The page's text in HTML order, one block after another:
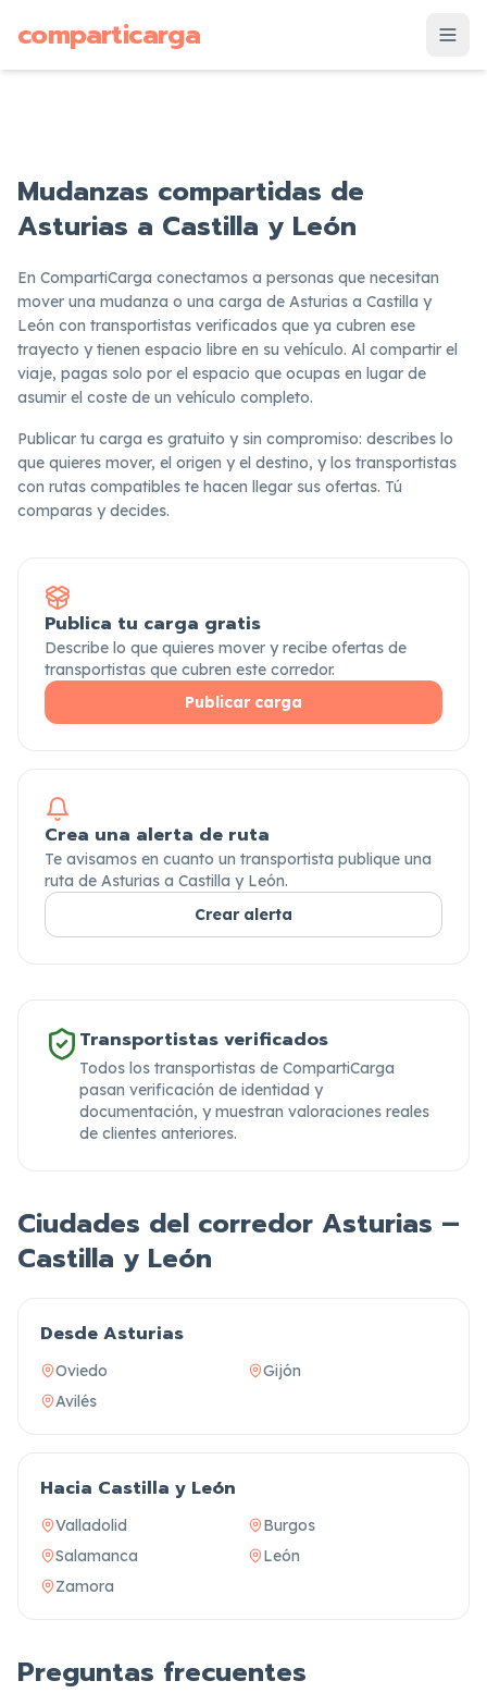
comparticarga
Mudanzas compartidas de
Asturias a Castilla y León
En CompartiCarga conectamos a personas que necesitan
mover una mudanza o una carga de Asturias a Castilla y
León con transportistas verificados que ya cubren ese
trayecto y tienen espacio libre en su vehículo. Al compartir el
viaje, pagas solo por el espacio que ocupas en lugar de
asumir el coste de un vehículo completo.
Publicar tu carga es gratuito y sin compromiso: describes lo
que quieres mover, el origen y el destino, y los transportistas
con rutas compatibles te hacen llegar sus ofertas. Tú
comparas y decides.
Publica tu carga gratis
Describe lo que quieres mover y recibe ofertas de
transportistas que cubren este corredor.
Publicar carga
Crea una alerta de ruta
Te avisamos en cuanto un transportista publique una
ruta de Asturias a Castilla y León.
Crear alerta
Transportistas verificados
Todos los transportistas de CompartiCarga
pasan verificación de identidad y
documentación, y muestran valoraciones reales
de clientes anteriores.
Ciudades del corredor Asturias –
Castilla y León
Desde Asturias
Oviedo
Gijón
Avilés
Hacia Castilla y León
Valladolid
Burgos
Salamanca
León
Zamora
Preguntas frecuentes